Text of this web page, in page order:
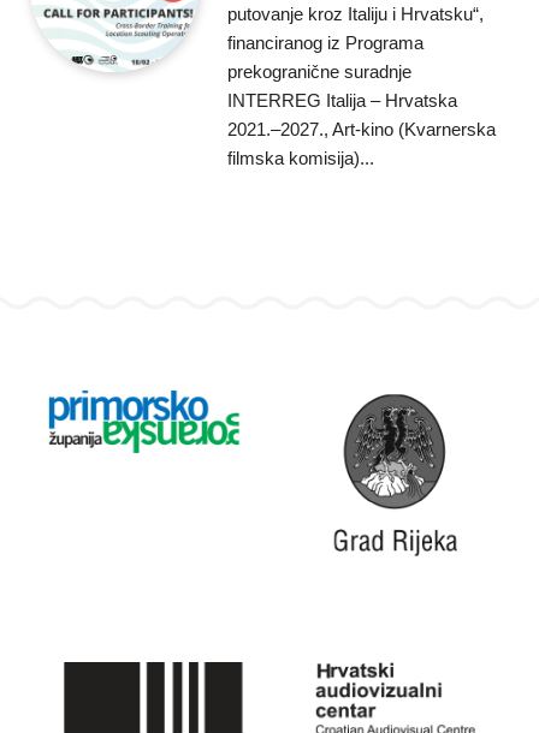
putovanje kroz Italiju i Hrvatsku“,
financiranog iz Programa
prekogranične suradnje
INTERREG Italija – Hrvatska
2021.–2027., Art-kino (Kvarnerska
filmska komisija)...